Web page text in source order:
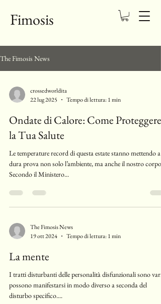
Fimosis
The Fimosis News
crossedworldita
22 lug 2025
Tempo di lettura: 1 min
Ondate di Calore: Come Proteggere
la Tua Salute
Le temperature record di questa estate stanno mettendo a
dura prova non solo l’ambiente, ma anche il nostro corpo.
Secondo il Ministero...
The Fimosis News
19 ott 2024
Tempo di lettura: 1 min
La mente
I tratti disturbanti delle personalità disfunzionali sono vari e
possono manifestarsi in modo diverso a seconda del
disturbo specifico....